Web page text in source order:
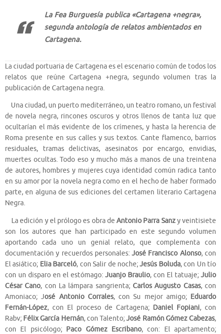
La Fea Burguesía publica «Cartagena +negra»,
segunda antología de relatos ambientados en
Cartagena.
La ciudad portuaria de Cartagena es el escenario común de todos los
relatos que reúne Cartagena +negra, segundo volumen tras la
publicación de Cartagena negra.
Una ciudad, un puerto mediterráneo, un teatro romano, un festival
de novela negra, rincones oscuros y otros llenos de tanta luz que
ocultarían el más evidente de los crímenes, y hasta la herencia de
Roma presente en sus calles y sus textos. Cante flamenco, barrios
residuales, tramas delictivas, asesinatos por encargo, envidias,
muertes ocultas. Todo eso y mucho más a manos de una treintena
de autores, hombres y mujeres cuya identidad común radica tanto
en su amor por la novela negra como en el hecho de haber formado
parte, en alguna de sus ediciones del certamen literario Cartagena
Negra.
La edición y el prólogo es obra de Antonio Parra Sanzy veintisiete
son los autores que han participado en este segundo volumen
aportando cada uno un genial relato, que complementa con
documentación y recuerdos personales:José Francisco Alonso, con
El asiático; Elia Barceló, con Salir de noche;Jesús Boluda, con Un tío
con un disparo en el estómago: Juanjo Braulio, con El tatuaje; Julio
César Cano, con La lámpara sangrienta;Carlos Augusto Casas, con
Amoniaco; José Antonio Corrales, con Su mejor amigo; Eduardo
Fernán-López, con El proceso de Cartagena; Daniel Fopiani, con
Rabv; Félix García Hernán, con Talento;José Ramón Gómez Cabezas,
con El psicólogo; Paco Gómez Escribano, con: El apartamento;